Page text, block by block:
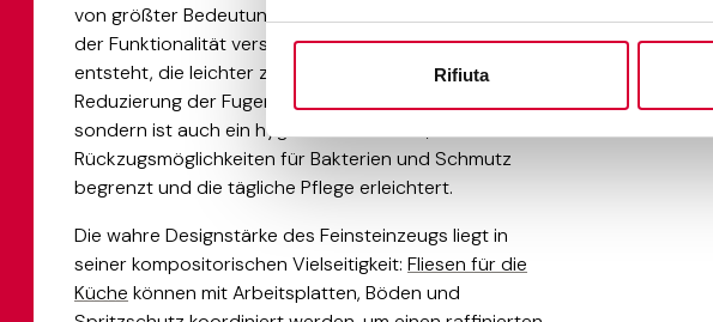
Rifiuta
von größter Bedeutung, wo die optische Integrität mit
der Funktionalität verschmilzt und eine Oberfläche
entsteht, die leichter zu reinigen und zu pflegen ist. Die
Reduzierung der Fugen trägt nicht nur zur Ästhetik bei,
sondern ist auch ein hygienischer Vorteil, da sie die
Rückzugsmöglichkeiten für Bakterien und Schmutz
begrenzt und die tägliche Pflege erleichtert.
Die wahre Designstärke des Feinsteinzeugs liegt in
seiner kompositorischen Vielseitigkeit: Fliesen für die
Küche können mit Arbeitsplatten, Böden und